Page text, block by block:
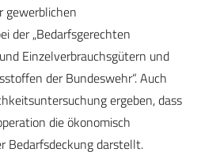
gewerblichen
der „Bedarfsgerechten
Einzel­verbrauchsgütern und
der Bundeswehr“. Auch
ergeben, dass
die ökonomisch
Bedarfsdeckung darstellt.